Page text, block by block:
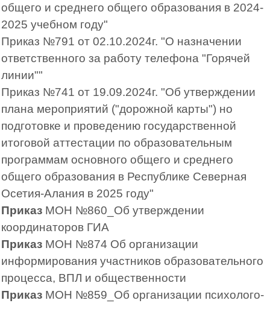
общего и среднего общего образования в 2024-
2025 учебном году"
Приказ №791 от 02.10.2024г. "О назначении
ответственного за работу телефона "Горячей
линии""
Приказ №741 от 19.09.2024г. "Об утверждении
плана мероприятий ("дорожной карты") но
подготовке и проведению государственной
итоговой аттестации по образовательным
программам основного общего и среднего
общего образования в Республике Северная
Осетия-Алания в 2025 году"
Приказ МОН №860_Об утверждении
координаторов ГИА
Приказ МОН №874 Об организации
информирования участников образовательного
процесса, ВПЛ и общественности
Приказ МОН №859_Об организации психолого-